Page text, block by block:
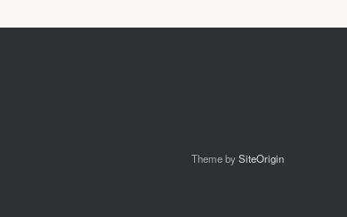
Theme bySiteOrigin